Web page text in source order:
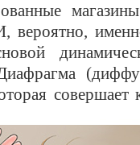
вероятно,